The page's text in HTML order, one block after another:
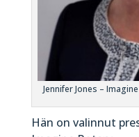
Jennifer Jones –
Hän on valinnut